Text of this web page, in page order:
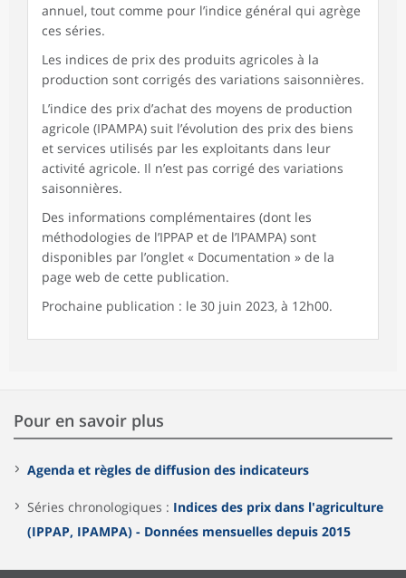
annuel, tout comme pour l’indice général qui agrège
ces séries.
Les indices de prix des produits agricoles à la
production sont corrigés des variations saisonnières.
L’indice des prix d’achat des moyens de production
agricole (IPAMPA) suit l’évolution des prix des biens
et services utilisés par les exploitants dans leur
activité agricole. Il n’est pas corrigé des variations
saisonnières.
Des informations complémentaires (dont les
méthodologies de l’IPPAP et de l’IPAMPA) sont
disponibles par l’onglet « Documentation » de la
page web de cette publication.
Prochaine publication : le 30 juin 2023, à 12h00.
Pour en savoir plus
Agenda et règles de diffusion des indicateurs
Séries chronologiques : Indices des prix dans l'agriculture
(IPPAP, IPAMPA) - Données mensuelles depuis 2015